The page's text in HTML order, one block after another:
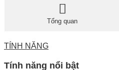
Tổng quan
TÍNH NĂNG
Tính năng nổi bật